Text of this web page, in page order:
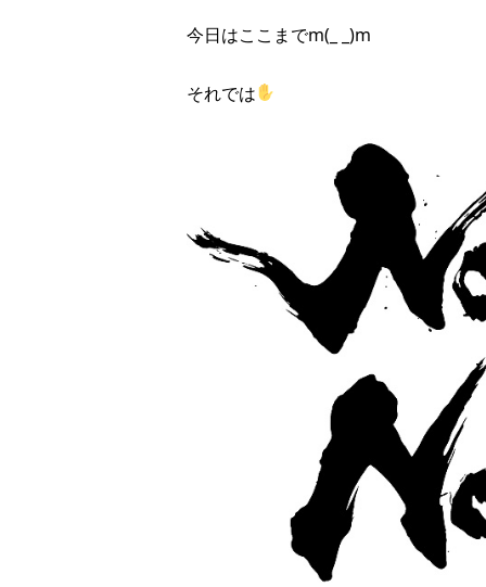
今日はここまでm(_ _)m
それでは